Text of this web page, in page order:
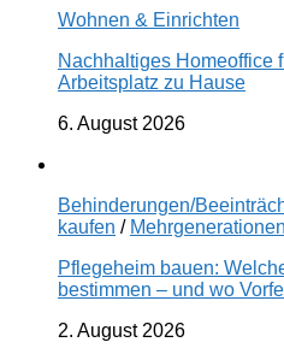
Wohnen & Einrichten
Nachhaltiges Homeoffice
Arbeitsplatz zu Hause
6. August 2026
Behinderungen/
kaufen /
Pflegeheim bauen:
bestimmen – und wo
2. August 2026